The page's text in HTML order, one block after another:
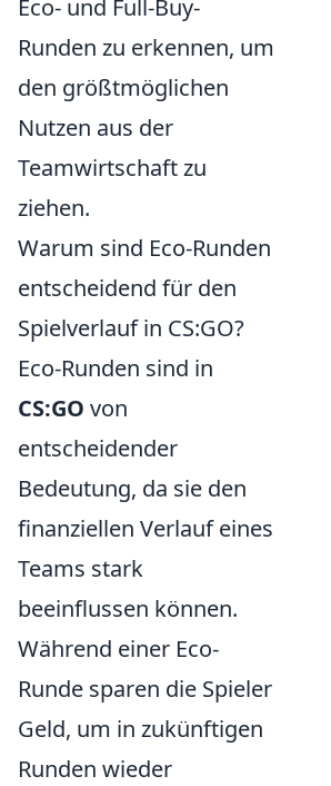
Eco- und Full-Buy-
Runden zu erkennen, um
den größtmöglichen
Nutzen aus der
Teamwirtschaft zu
ziehen.
Warum sind Eco-Runden
entscheidend für den
Spielverlauf in CS:GO?
Eco-Runden sind in
CS:GO von
entscheidender
Bedeutung, da sie den
finanziellen Verlauf eines
Teams stark
beeinflussen können.
Während einer Eco-
Runde sparen die Spieler
Geld, um in zukünftigen
Runden wieder